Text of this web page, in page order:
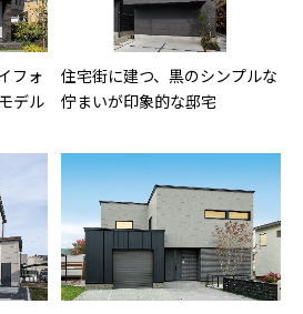
フォ
デル
住宅街に建つ、黒のシンプルな
佇まいが印象的な邸宅